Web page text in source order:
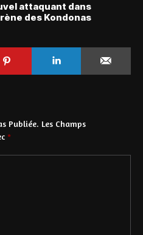
attaquant dans
des Kondonas
Publiée. Les Champs
*